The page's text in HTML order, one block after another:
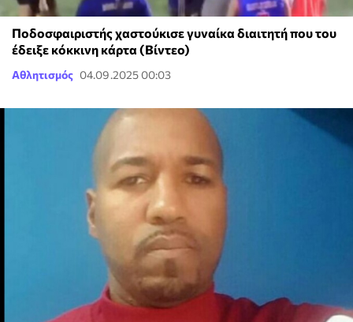
Ποδοσφαιριστής χαστούκισε γυναίκα διαιτητή που του
έδειξε κόκκινη κάρτα (Βίντεο)
Αθλητισμός 04.09.2025 00:03